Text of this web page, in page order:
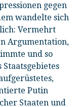
gegen
wandelte sich
Vermehrt
Argumentation,
und so
Putin
Staaten und